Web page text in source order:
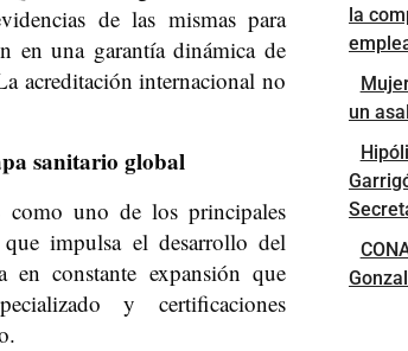
de las mismas para
en una garantía dinámica de
acreditación internacional no
sanitario global
como uno de los principales
impulsa el desarrollo del
constante expansión que
y certificaciones
la
un